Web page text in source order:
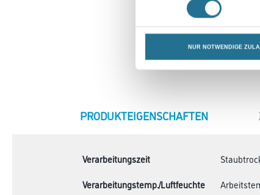
NUR NOTWENDIGE
CURRENT
PRODUKTEIGENSCHAFTEN
Verarbeitungszeit
Verarbeitungstemp./Luftfeuchte